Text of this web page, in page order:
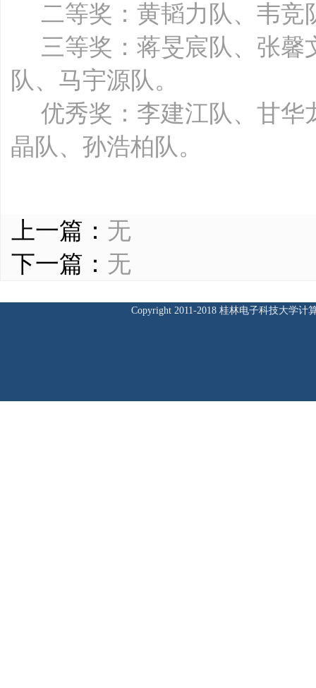
二等奖：黄韬力 队、韦竞
三等奖： 蒋旻宸队、 张馨
队、 马宇源队。
优秀奖：李建江队、甘华
晶队、孙浩柏队。
上一篇： 无
下一篇： 无
Copyright 2011-2018 桂林电子科技大学